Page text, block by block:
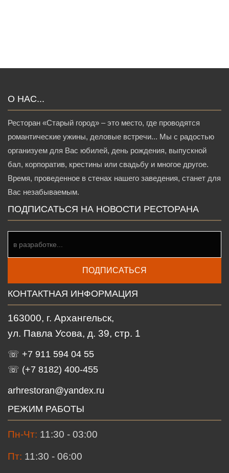
О НАС...
Ресторан «Старый город» – это место, где проводятся
романтические ужины, деловые встречи... Мы с радостью
организуем для Вас юбилей, день рождения, выпускной
бал, корпоратив, крестины или свадьбу и многое другое.
Время, проведенное в стенах нашего заведения, станет для
Вас незабываемым.
ПОДПИСАТЬСЯ НА НОВОСТИ РЕСТОРАНА
ПОДПИСАТЬСЯ
КОНТАКТНАЯ ИНФОРМАЦИЯ
163000, г. Архангельск,
ул. Павла Усова, д. 39, стр. 1
☏ +7 911 594 04 55
☏ (+7 8182) 400-455
arhrestoran@yandex.ru
РЕЖИМ РАБОТЫ
Пн-Чт: 11:30 - 03:00
Пт: 11:30 - 06:00